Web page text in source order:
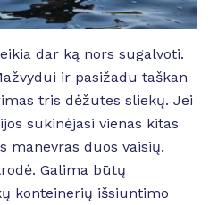
dar ką nors sugalvoti.
ir pasižadu taškan
tris dėžutes sliekų. Jei
sukinėjasi vienas kitas
manevras duos vaisių.
Galima būtų
konteinerių išsiuntimo